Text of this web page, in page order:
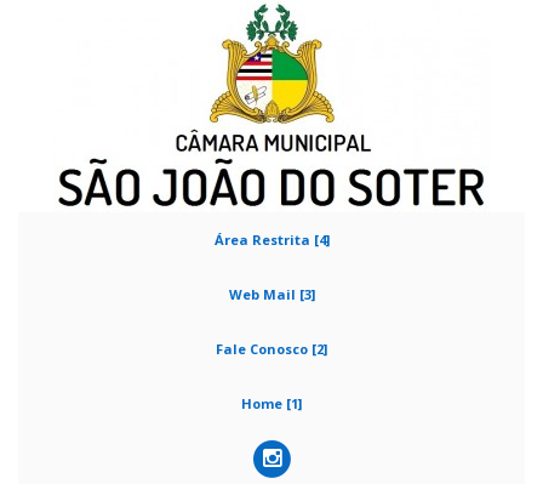
Área Restrita [4]
Web Mail [3]
Fale Conosco [2]
Home [1]